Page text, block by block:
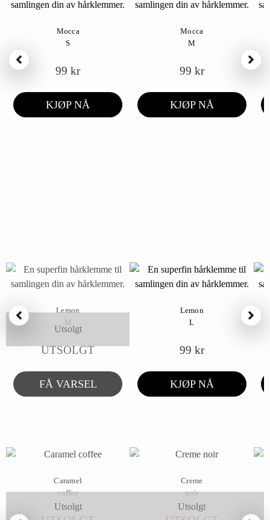
Mocca
S
99kr
KJØP NÅ
Mocca
M
99 kr
KJØP NÅ
Utsolgt
Lemon
M
UTSOLGT
FÅ VARSEL
Lemon
L
99 kr
KJØP NÅ
Utsolgt
Caramel
coffee
Utsolgt
Creme
noir